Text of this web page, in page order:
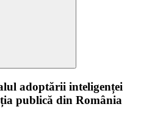
adoptării inteligenței
publică din România